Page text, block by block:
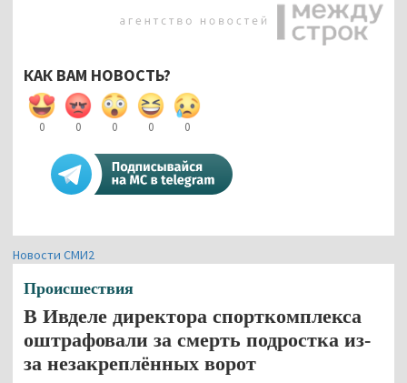
КАК ВАМ НОВОСТЬ?
0 0 0 0 0
Новости СМИ2
Происшествия
В Ивделе директора спорткомплекса
оштрафовали за смерть подростка из-
за незакреплённых ворот